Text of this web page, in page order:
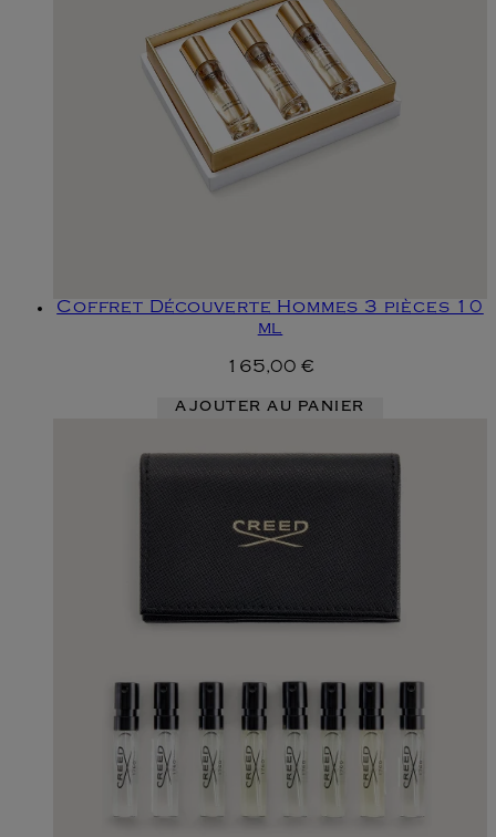
Coffret Découverte Hommes 3 pièces 10
ml
165,00 €
AJOUTER AU PANIER